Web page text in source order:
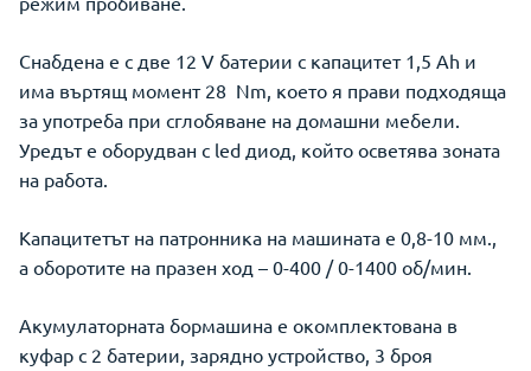
Снабдена е с две 12 V батерии с капацитет 1,5 Ah и
има въртящ момент 28 Nm, което я прави подходяща
за употреба при сглобяване на домашни мебели.
Уредът е оборудван с led диод, който осветява зоната
на работа.
Капацитетът на патронника на машината е 0,8-10 мм.,
а оборотите на празен ход – 0-400 / 0-1400 об/мин.
Акумулаторната бормашина е окомплектована в
куфар с 2 батерии, зарядно устройство, 3 броя